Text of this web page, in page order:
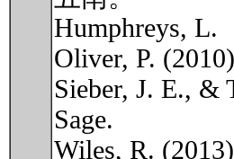
Humphreys,
Oliver, P.
Sieber, J. E., &
Sage.
Wiles, R.